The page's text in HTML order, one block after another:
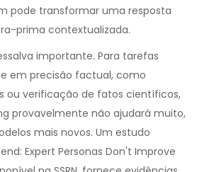
pode transformar uma resposta
prima contextualizada.
importante. Para tarefas
em precisão factual, como
ou verificação de fatos científicos,
provavelmente não ajudará muito,
mais novos. Um estudo
Expert Personas Don't Improve